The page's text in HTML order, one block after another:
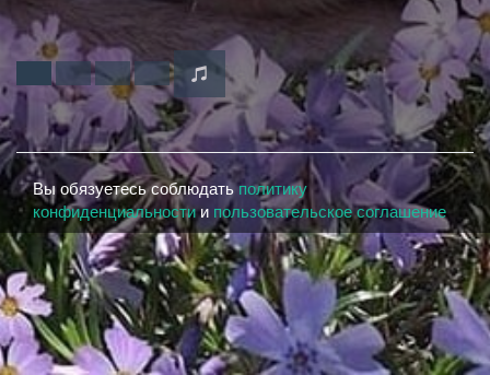
Вы обязуетесь соблюдатьполитику
конфиденциальностии пользовательское соглашение